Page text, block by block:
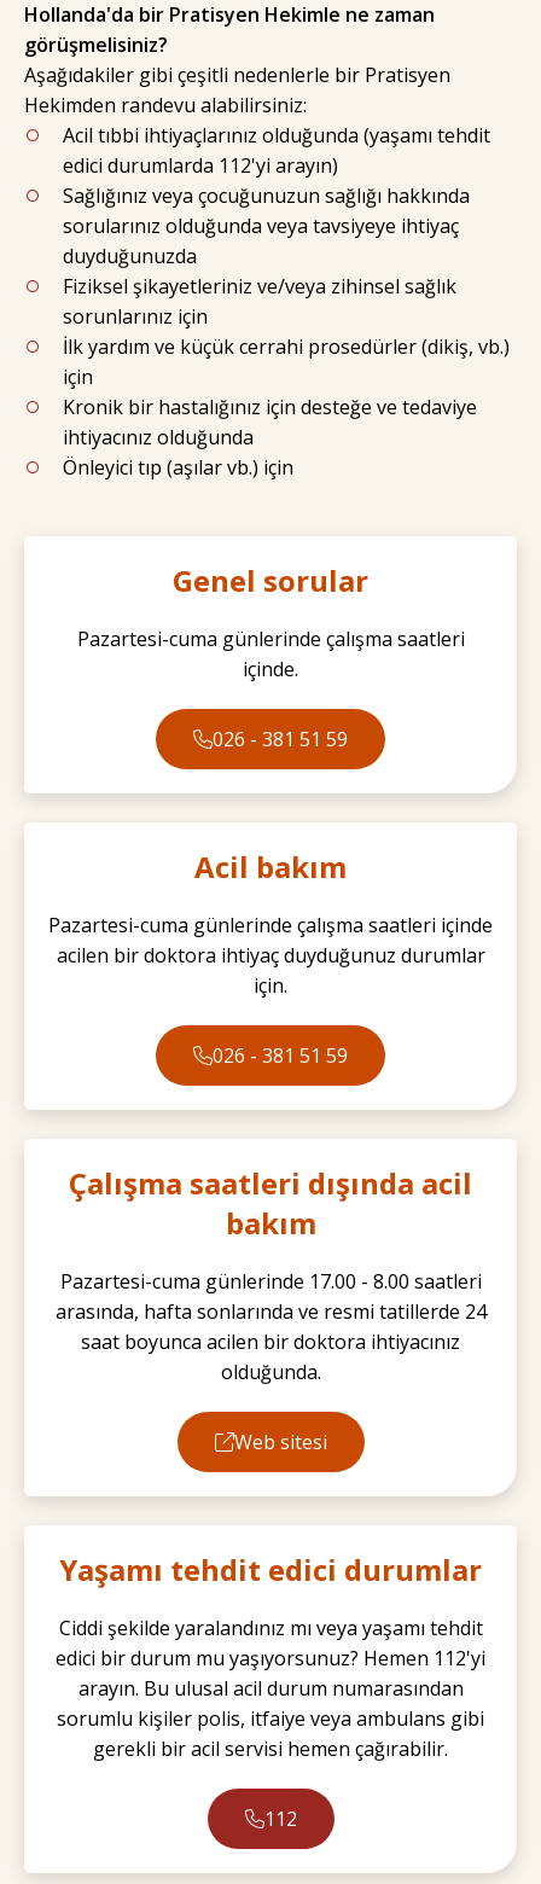
Hollanda'da bir Pratisyen Hekimle ne zaman
görüşmelisiniz?
Aşağıdakiler gibi çeşitli nedenlerle bir Pratisyen
Hekimden randevu alabilirsiniz:
Acil tıbbi ihtiyaçlarınız olduğunda (yaşamı tehdit
edici durumlarda 112'yi arayın)
Sağlığınız veya çocuğunuzun sağlığı hakkında
sorularınız olduğunda veya tavsiyeye ihtiyaç
duyduğunuzda
Fiziksel şikayetleriniz ve/veya zihinsel sağlık
sorunlarınız için
İlk yardım ve küçük cerrahi prosedürler (dikiş, vb.)
için
Kronik bir hastalığınız için desteğe ve tedaviye
ihtiyacınız olduğunda
Önleyici tıp (aşılar vb.) için
Genel sorular
Pazartesi-cuma günlerinde çalışma saatleri
içinde.
026 - 381 51 59
Acil bakım
Pazartesi-cuma günlerinde çalışma saatleri içinde
acilen bir doktora ihtiyaç duyduğunuz durumlar
için.
026 - 381 51 59
Çalışma saatleri dışında acil
bakım
Pazartesi-cuma günlerinde 17.00 - 8.00 saatleri
arasında, hafta sonlarında ve resmi tatillerde 24
saat boyunca acilen bir doktora ihtiyacınız
olduğunda.
Web sitesi
Yaşamı tehdit edici durumlar
Ciddi şekilde yaralandınız mı veya yaşamı tehdit
edici bir durum mu yaşıyorsunuz? Hemen 112'yi
arayın. Bu ulusal acil durum numarasından
sorumlu kişiler polis, itfaiye veya ambulans gibi
gerekli bir acil servisi hemen çağırabilir.
112